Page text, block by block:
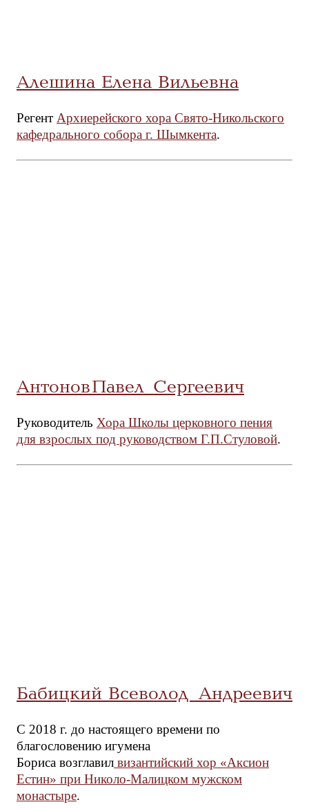
Алешина Елена Вильевна
Регент Архиерейского хора Свято-Никольского
кафедрального собора г. Шымкента.
Антонов Павел Сергеевич
Руководитель Хора Школы церковного пения
для взрослых под руководством Г.П.Стуловой.
Бабицкий Всеволод Андреевич
С 2018 г. до настоящего времени по
благословению игумена
Бориса возглавил византийский хор «Аксион
Естин» при Николо-Малицком мужском
монастыре.